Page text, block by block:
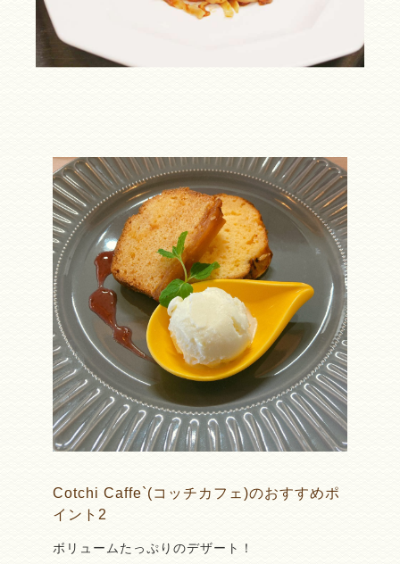
Cotchi Caffe`(コッチカフェ)のおすすめポ
イント2
ボリュームたっぷりのデザート！